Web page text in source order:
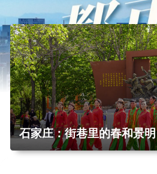
石家庄：街巷里的春和景明